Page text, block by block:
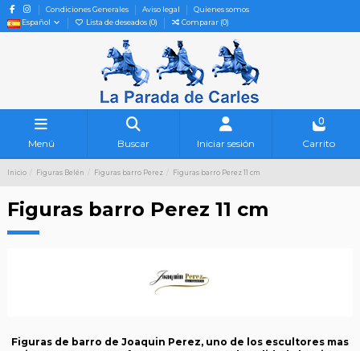
Condiciones Generales Aviso legal
Quienes somos
Español
Lista de deseados (0) Comparar (0)
Menú Buscar Iniciar sesión
0
Carrito
Inicio Figuras Belén Figuras barro Perez Figuras barro Perez 11 cm
Figuras barro Perez 11 cm
Figuras de barro de Joaquin Perez, uno de los escultores mas